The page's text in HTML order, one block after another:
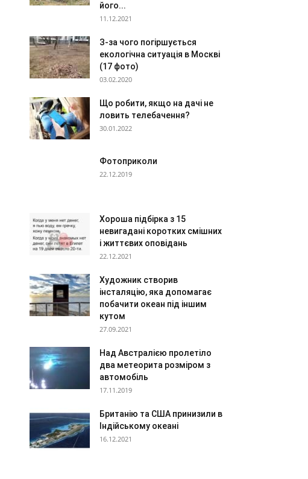
його...
11.12.2021
З-за чого погіршується
екологічна ситуація в Москві
(17 фото)
03.02.2020
Що робити, якщо на дачі не
ловить телебачення?
30.01.2022
Фотоприколи
22.12.2019
Хороша підбірка з 15
невигадані коротких смішних
і життєвих оповідань
22.12.2021
Художник створив
інсталяцію, яка допомагає
побачити океан під іншим
кутом
27.09.2021
Над Австралією пролетіло
два метеорита розміром з
автомобіль
17.11.2019
Британію та США принизили в
Індійському океані
16.12.2021